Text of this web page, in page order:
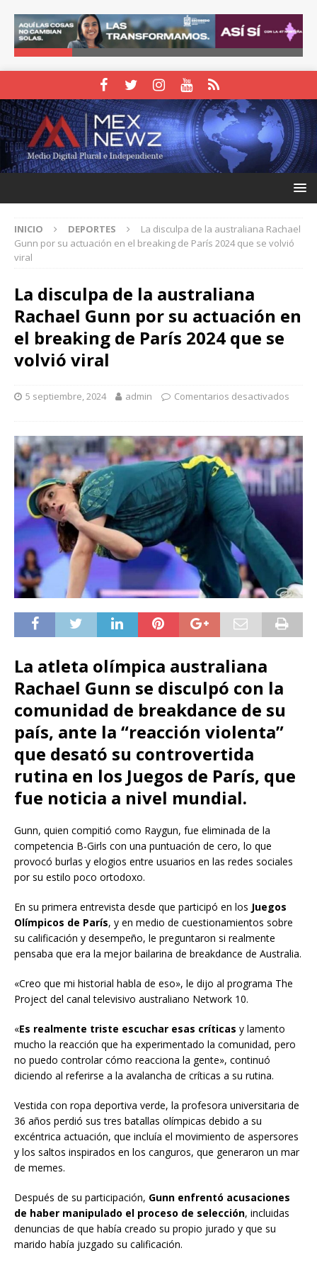
INICIO DEPORTES
La disculpa de la australiana Rachael
Gunn por su actuación en el breaking de París 2024 que se volvió
viral
La disculpa de la australiana
Rachael Gunn por su actuación en
el breaking de París 2024 que se
volvió viral
5 septiembre, 2024 admin Comentarios desactivados
La atleta olímpica australiana
Rachael Gunn se disculpó con la
comunidad de breakdance de su
país, ante la “reacción violenta”
que desató su controvertida
rutina en los Juegos de París, que
fue noticia a nivel mundial.
Gunn, quien compitió como Raygun, fue eliminada de la
competencia B-Girls con una puntuación de cero, lo que
provocó burlas y elogios entre usuarios en las redes sociales
por su estilo poco ortodoxo.
En su primera entrevista desde que participó en los Juegos
Olímpicos de París, y en medio de cuestionamientos sobre
su calificación y desempeño, le preguntaron si realmente
pensaba que era la mejor bailarina de breakdance de Australia.
«Creo que mi historial habla de eso», le dijo al programa The
Project del canal televisivo australiano Network 10.
«Es realmente triste escuchar esas críticas y lamento
mucho la reacción que ha experimentado la comunidad, pero
no puedo controlar cómo reacciona la gente», continuó
diciendo al referirse a la avalancha de críticas a su rutina.
Vestida con ropa deportiva verde, la profesora universitaria de
36 años perdió sus tres batallas olímpicas debido a su
excéntrica actuación, que incluía el movimiento de aspersores
y los saltos inspirados en los canguros, que generaron un mar
de memes.
Después de su participación, Gunn enfrentó acusaciones
de haber manipulado el proceso de selección, incluidas
denuncias de que había creado su propio jurado y que su
marido había juzgado su calificación.